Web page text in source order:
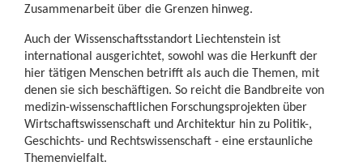
Zusammenarbeit über die Grenzen hinweg.
Auch der Wissenschafts­standort Liechtenstein ist
international ausge­richtet, sowohl was die Herkunft der
hier tätigen Menschen betrifft als auch die Themen, mit
denen sie sich beschäftigen. So reicht die Bandbreite von
medizin-wissenschaftlichen Forschungsprojekten über
Wirtschaftswissenschaft und Architektur hin zu Politik-,
Geschichts- und Rechtswissenschaft - eine erstaunliche
Themenvielfalt.